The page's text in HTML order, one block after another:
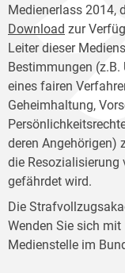
Medienerlass 2014,
Download zur
Leiter dieser
Bestimmungen
eines fairen
Geheimhaltung,
deren Angehörigen)
die
gefährdet wird.
Die
Wenden Sie sich
Medienstelle im